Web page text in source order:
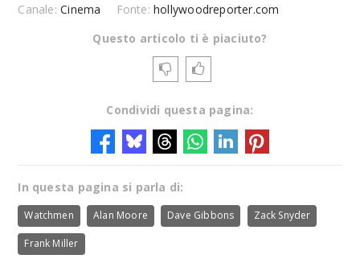
Canale:Cinema Fonte:hollywoodreporter.com
Questo articolo ti è piaciuto?
Condividi questa pagina:
In questa pagina si parla di:
Watchmen Alan Moore Dave Gibbons Zack Snyder
Frank Miller